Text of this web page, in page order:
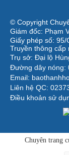
© Copyright
Giám đốc: Phạm
Giấy phép số: 95/
Truyền thông cấp
Trụ sở: Đại lộ
Đường dây nóng:
Email:
Liên hệ QC:
Điều khoản sử
Chuyên trang